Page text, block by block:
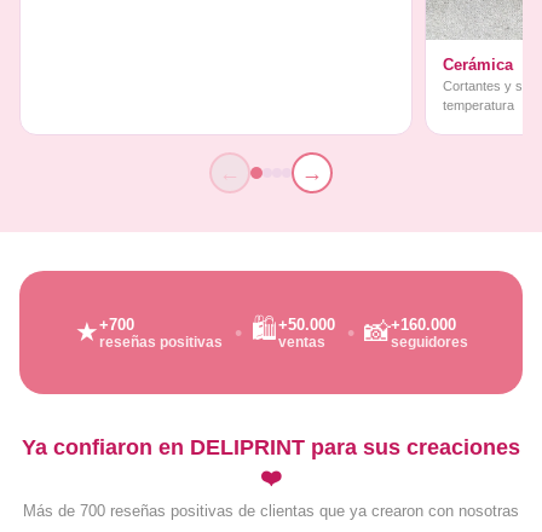
Cerámica
Cortantes y
temperatura
← →
★+700
reseñas positivas 🛍️+50.000
ventas 📸+160.000
seguidores
Ya confiaron en DELIPRINT para sus creaciones
❤️
Más de 700 reseñas positivas de clientas que ya crearon con nosotras